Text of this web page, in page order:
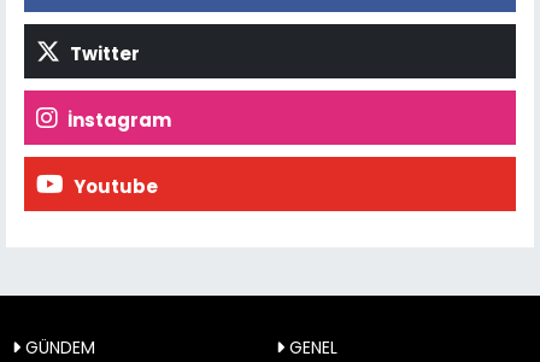
Twitter
İnstagram
Youtube
GÜNDEM
GENEL